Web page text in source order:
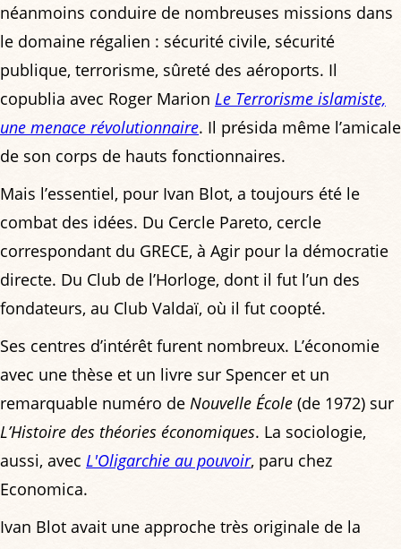
néanmoins conduire de nombreuses missions dans
le domaine régalien : sécurité civile, sécurité
publique, terrorisme, sûreté des aéroports. Il
copublia avec Roger Marion Le Terrorisme islamiste,
une menace révolutionnaire. Il présida même l’amicale
de son corps de hauts fonctionnaires.
Mais l’essentiel, pour Ivan Blot, a toujours été le
combat des idées. Du Cercle Pareto, cercle
correspondant du GRECE, à Agir pour la démocratie
directe. Du Club de l’Horloge, dont il fut l’un des
fondateurs, au Club Valdaï, où il fut coopté.
Ses centres d’intérêt furent nombreux. L’économie
avec une thèse et un livre sur Spencer et un
remarquable numéro de Nouvelle École (de 1972) sur
L’Histoire des théories économiques. La sociologie,
aussi, avec L'Oligarchie au pouvoir, paru chez
Economica.
Ivan Blot avait une approche très originale de la